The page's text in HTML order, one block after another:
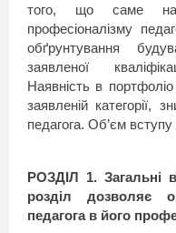
того, що саме
професіоналізму
обґрунтування
заявленої
Наявність в
заявленій категорії,
педагога. Об’єм
РОЗДІЛ 1. Загальні
розділ дозволяє
педагога в його